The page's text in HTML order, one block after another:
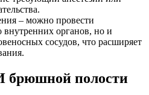
– можно провести
внутренних органов, но и
сосудов, что расширяет
брюшной полости